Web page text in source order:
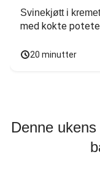
Svinekjøtt i
med kokte
20 minutter
Denne